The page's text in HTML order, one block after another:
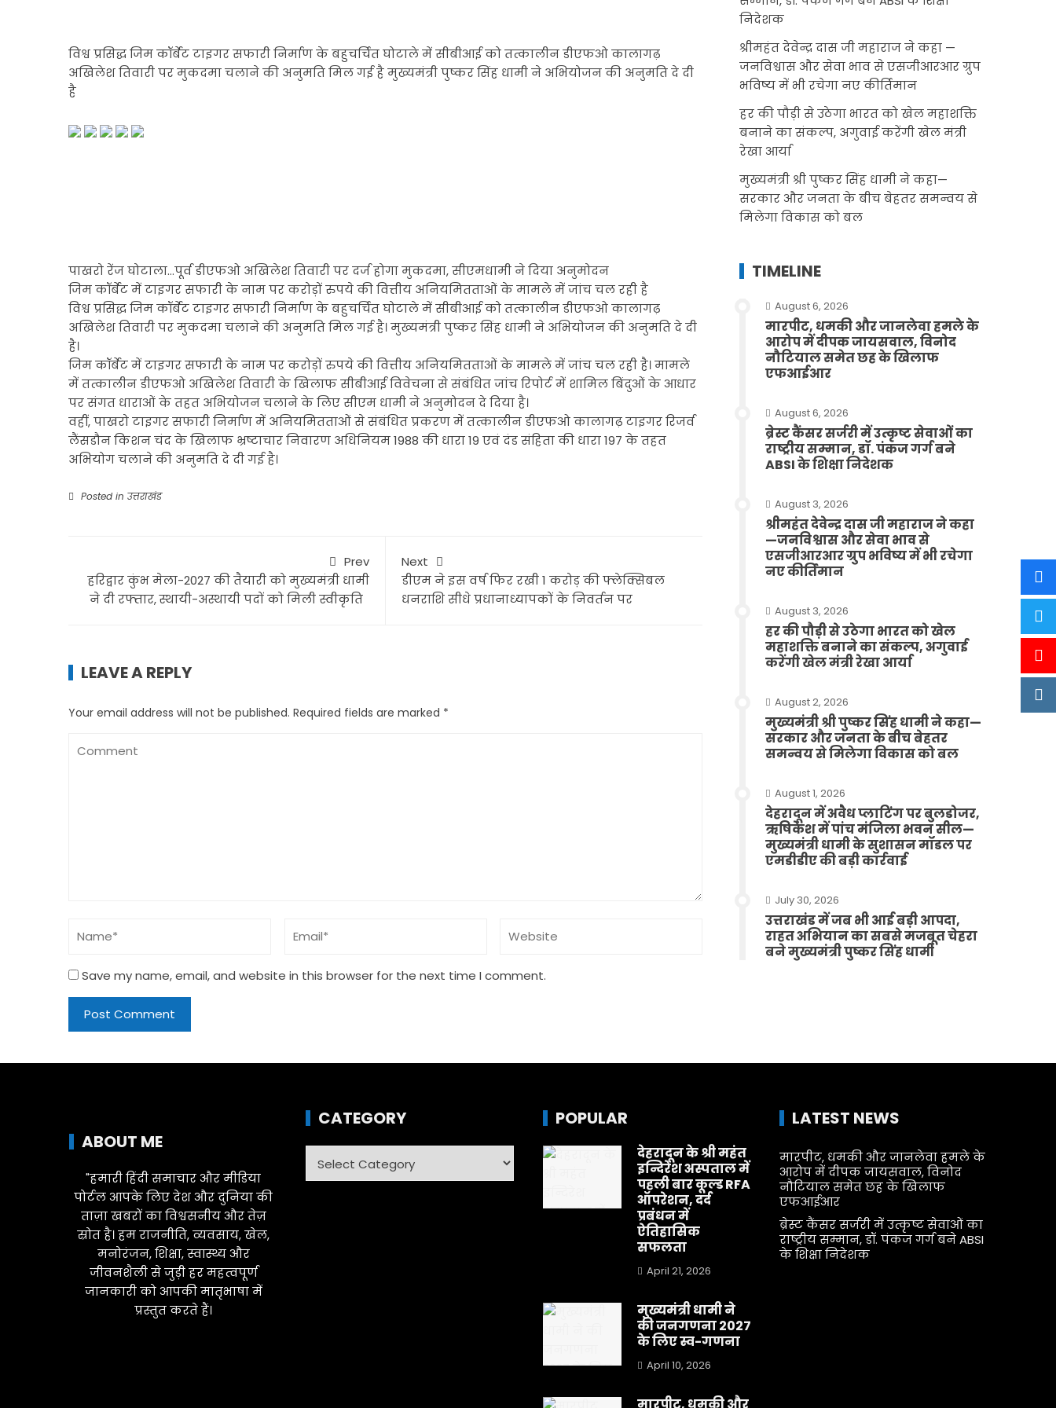
विश्व प्रसिद्ध जिम कॉर्बेट टाइगर सफारी निर्माण के बहुचर्चित घोटाले में सीबीआई को तत्कालीन डीएफओ कालागढ़
अखिलेश तिवारी पर मुकदमा चलाने की अनुमति मिल गई है मुख्यमंत्री पुष्कर सिंह धामी ने अभियोजन की अनुमति दे दी
है
पाखरो रेंज घोटाला…पूर्व डीएफओ अखिलेश तिवारी पर दर्ज होगा मुकदमा, सीएमधामी ने दिया अनुमोदन
जिम कॉर्बेट में टाइगर सफारी के नाम पर करोड़ों रुपये की वित्तीय अनियमितताओं के मामले में जांच चल रही है
विश्व प्रसिद्ध जिम कॉर्बेट टाइगर सफारी निर्माण के बहुचर्चित घोटाले में सीबीआई को तत्कालीन डीएफओ कालागढ़
अखिलेश तिवारी पर मुकदमा चलाने की अनुमति मिल गई है। मुख्यमंत्री पुष्कर सिंह धामी ने अभियोजन की अनुमति दे दी
है।
जिम कॉर्बेट में टाइगर सफारी के नाम पर करोड़ों रुपये की वित्तीय अनियमितताओं के मामले में जांच चल रही है। मामले
में तत्कालीन डीएफओ अखिलेश तिवारी के खिलाफ सीबीआई विवेचना से संबंधित जांच रिपोर्ट में शामिल बिंदुओं के आधार
पर संगत धाराओं के तहत अभियोजन चलाने के लिए सीएम धामी ने अनुमोदन दे दिया है।
वहीं, पाखरो टाइगर सफारी निर्माण में अनियमितताओं से संबंधित प्रकरण में तत्कालीन डीएफओ कालागढ़ टाइगर रिजर्व
लैंसडौन किशन चंद के खिलाफ भ्रष्टाचार निवारण अधिनियम 1988 की धारा 19 एवं दंड संहिता की धारा 197 के तहत
अभियोग चलाने की अनुमति दे दी गई है।
Posted in उत्तराखंड
Prev
हरिद्वार कुंभ मेला-2027 की तैयारी को मुख्यमंत्री धामी
ने दी रफ्तार, स्थायी-अस्थायी पदों को मिली स्वीकृति
Next
डीएम ने इस वर्ष फिर रखी 1 करोड़ की फ्लेक्सिबल
धनराशि सीधे प्रधानाध्यापकों के निवर्तन पर
LEAVE A REPLY
Your email address will not be published. Required fields are marked *
Save my name, email, and website in this browser for the next time I comment.
निदेशक
श्रीमहंत देवेन्द्र दास जी महाराज ने कहा —
जनविश्वास और सेवा भाव से एसजीआरआर ग्रुप
भविष्य में भी रचेगा नए कीर्तिमान
हर की पौड़ी से उठेगा भारत को खेल महाशक्ति
बनाने का संकल्प, अगुवाई करेंगी खेल मंत्री
रेखा आर्या
मुख्यमंत्री श्री पुष्कर सिंह धामी ने कहा—
सरकार और जनता के बीच बेहतर समन्वय से
मिलेगा विकास को बल
TIMELINE
August 6, 2026
मारपीट, धमकी और जानलेवा हमले के
आरोप में दीपक जायसवाल, विनोद
नौटियाल समेत छह के खिलाफ
एफआईआर
August 6, 2026
ब्रेस्ट कैंसर सर्जरी में उत्कृष्ट सेवाओं का
राष्ट्रीय सम्मान, डॉ. पंकज गर्ग बने
ABSI के शिक्षा निदेशक
August 3, 2026
श्रीमहंत देवेन्द्र दास जी महाराज ने कहा
—जनविश्वास और सेवा भाव से
एसजीआरआर ग्रुप भविष्य में भी रचेगा
नए कीर्तिमान
August 3, 2026
हर की पौड़ी से उठेगा भारत को खेल
महाशक्ति बनाने का संकल्प, अगुवाई
करेंगी खेल मंत्री रेखा आर्या
August 2, 2026
मुख्यमंत्री श्री पुष्कर सिंह धामी ने कहा—
सरकार और जनता के बीच बेहतर
समन्वय से मिलेगा विकास को बल
August 1, 2026
देहरादून में अवैध प्लाटिंग पर बुलडोजर,
ऋषिकेश में पांच मंजिला भवन सील—
मुख्यमंत्री धामी के सुशासन मॉडल पर
एमडीडीए की बड़ी कार्रवाई
July 30, 2026
उत्तराखंड में जब भी आई बड़ी आपदा,
राहत अभियान का सबसे मजबूत चेहरा
बने मुख्यमंत्री पुष्कर सिंह धामी
ABOUT ME
"हमारी हिंदी समाचार और मीडिया
पोर्टल आपके लिए देश और दुनिया की
ताज़ा खबरों का विश्वसनीय और तेज़
स्रोत है। हम राजनीति, व्यवसाय, खेल,
मनोरंजन, शिक्षा, स्वास्थ्य और
जीवनशैली से जुड़ी हर महत्वपूर्ण
जानकारी को आपकी मातृभाषा में
प्रस्तुत करते हैं।
CATEGORY POPULAR
देहरादून के श्री महंत
इन्दिरेश अस्पताल में
पहली बार कूल्ड RFA
ऑपरेशन, दर्द
प्रबंधन में
ऐतिहासिक
सफलता
April 21, 2026
मुख्यमंत्री धामी ने
की जनगणना 2027
के लिए स्व-गणना
April 10, 2026
LATEST NEWS
मारपीट, धमकी और जानलेवा हमले के
आरोप में दीपक जायसवाल, विनोद
नौटियाल समेत छह के खिलाफ
एफआईआर
ब्रेस्ट कैंसर सर्जरी में उत्कृष्ट सेवाओं का
राष्ट्रीय सम्मान, डॉ. पंकज गर्ग बने ABSI
के शिक्षा निदेशक